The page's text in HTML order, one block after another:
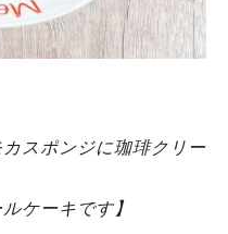
スポンジに珈琲クリー
ケーキです】